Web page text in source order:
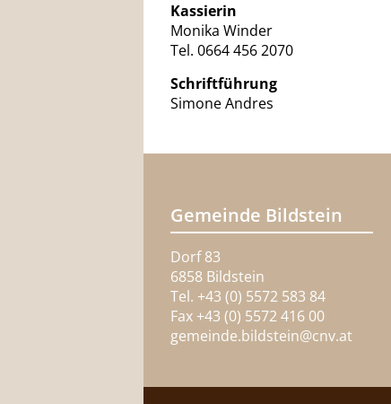
Kassierin
Monika Winder
Tel. 0664 456 2070
Schriftführung
Simone Andres
Gemeinde Bildstein
Dorf 83
6858 Bildstein
Tel. +43 (0) 5572 583 84
Fax +43 (0) 5572 416 00
gemeinde.bildstein@cnv.at